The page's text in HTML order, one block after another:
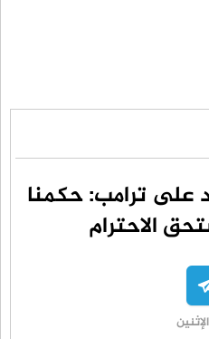
على ترامب: حكمنا
الاحترام